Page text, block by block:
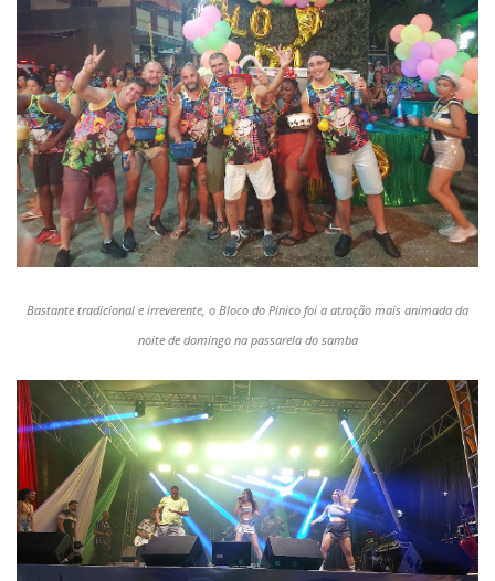
Bastante tradicional e irreverente, o Bloco do Pinico foi a atração mais animada da
noite de domingo na passarela do samba